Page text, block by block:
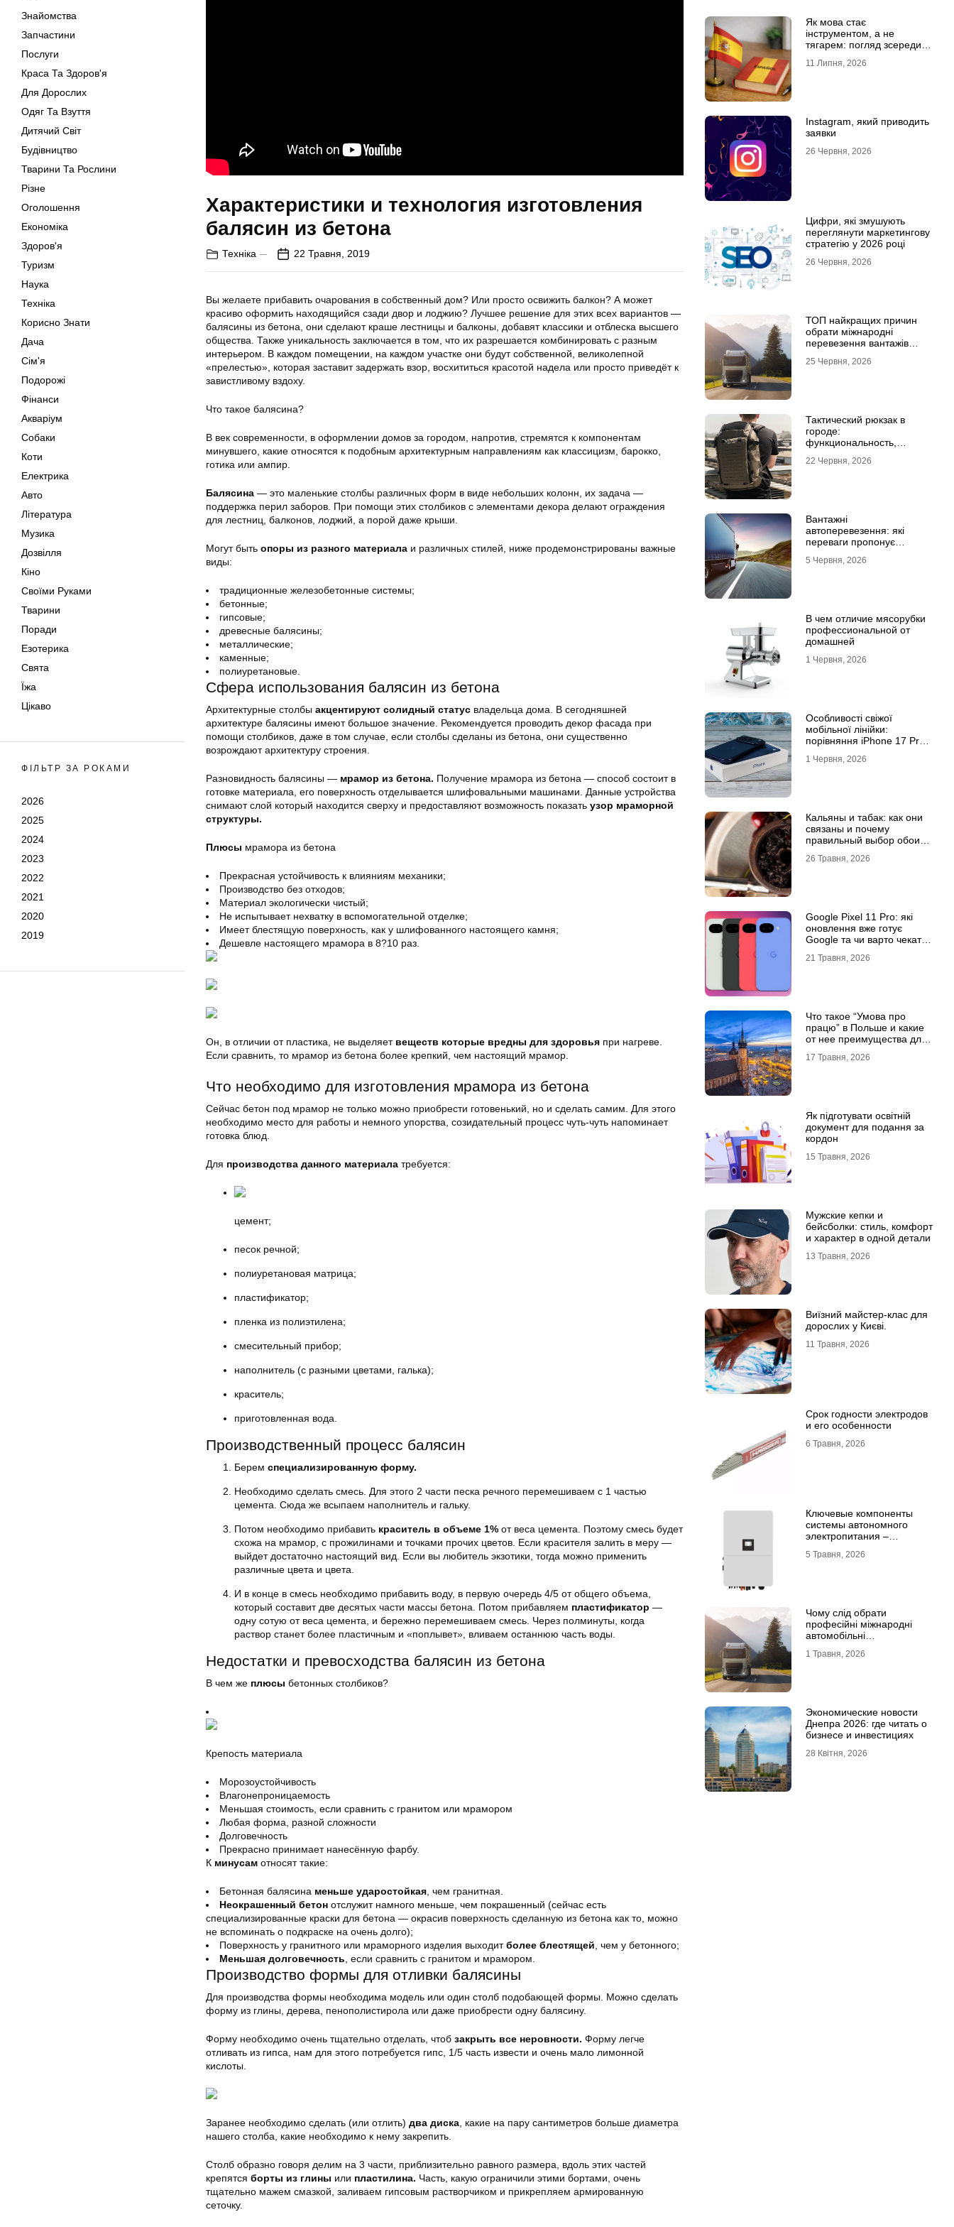
Знайомства
Запчастини
Послуги
Краса Та Здоров'я
Для Дорослих
Одяг Та Взуття
Дитячий Світ
Будівництво
Тварини Та Рослини
Різне
Оголошення
Економіка
Здоров'я
Туризм
Наука
Техніка
Корисно Знати
Дача
Сім'я
Подорожі
Фінанси
Акваріум
Собаки
Коти
Електрика
Авто
Література
Музика
Дозвілля
Кіно
Своїми Руками
Тварини
Поради
Езотерика
Свята
Їжа
Цікаво
ФІЛЬТР ЗА РОКАМИ
2026
2025
2024
2023
2022
2021
2020
2019
Характеристики и технология изготовления
балясин из бетона
Техніка 22 Травня, 2019
Вы желаете прибавить очарования в собственный дом? Или просто освижить балкон? А может
красиво оформить находящийся сзади двор и лоджию? Лучшее решение для этих всех вариантов —
балясины из бетона, они сделают краше лестницы и балконы, добавят классики и отблеска высшего
общества. Также уникальность заключается в том, что их разрешается комбинировать с разным
интерьером. В каждом помещении, на каждом участке они будут собственной, великолепной
«прелестью», которая заставит задержать взор, восхититься красотой надела или просто приведёт к
завистливому вздоху.
Что такое балясина?
В век современности, в оформлении домов за городом, напротив, стремятся к компонентам
минувшего, какие относятся к подобным архитектурным направлениям как классицизм, барокко,
готика или ампир.
Балясина — это маленькие столбы различных форм в виде небольших колонн, их задача —
поддержка перил заборов. При помощи этих столбиков с элементами декора делают ограждения
для лестниц, балконов, лоджий, а порой даже крыши.
Могут быть опоры из разного материала и различных стилей, ниже продемонстрированы важные
виды:
традиционные железобетонные системы;
бетонные;
гипсовые;
древесные балясины;
металлические;
каменные;
полиуретановые.
Сфера использования балясин из бетона
Архитектурные столбы акцентируют солидный статус владельца дома. В сегодняшней
архитектуре балясины имеют большое значение. Рекомендуется проводить декор фасада при
помощи столбиков, даже в том случае, если столбы сделаны из бетона, они существенно
возрождают архитектуру строения.
Разновидность балясины — мрамор из бетона. Получение мрамора из бетона — способ состоит в
готовке материала, его поверхность отделывается шлифовальными машинами. Данные устройства
снимают слой который находится сверху и предоставляют возможность показать узор мраморной
структуры.
Плюсы мрамора из бетона
Прекрасная устойчивость к влияниям механики;
Производство без отходов;
Материал экологически чистый;
Не испытывает нехватку в вспомогательной отделке;
Имеет блестящую поверхность, как у шлифованного настоящего камня;
Дешевле настоящего мрамора в 8?10 раз.
Он, в отличии от пластика, не выделяет веществ которые вредны для здоровья при нагреве.
Если сравнить, то мрамор из бетона более крепкий, чем настоящий мрамор.
Что необходимо для изготовления мрамора из бетона
Сейчас бетон под мрамор не только можно приобрести готовенький, но и сделать самим. Для этого
необходимо место для работы и немного упорства, созидательный процесс чуть-чуть напоминает
готовка блюд.
Для производства данного материала требуется:
цемент;
песок речной;
полиуретановая матрица;
пластификатор;
пленка из полиэтилена;
смесительный прибор;
наполнитель (с разными цветами, галька);
краситель;
приготовленная вода.
Производственный процесс балясин
Берем специализированную форму.
Необходимо сделать смесь. Для этого 2 части песка речного перемешиваем с 1 частью
цемента. Сюда же всыпаем наполнитель и гальку.
Потом необходимо прибавить краситель в объеме 1% от веса цемента. Поэтому смесь будет
схожа на мрамор, с прожилинами и точками прочих цветов. Если красителя залить в меру —
выйдет достаточно настоящий вид. Если вы любитель экзотики, тогда можно применить
различные цвета и цвета.
И в конце в смесь необходимо прибавить воду, в первую очередь 4/5 от общего объема,
который составит две десятых части массы бетона. Потом прибавляем пластификатор —
одну сотую от веса цемента, и бережно перемешиваем смесь. Через полминуты, когда
раствор станет более пластичным и «поплывет», вливаем останнюю часть воды.
Недостатки и превосходства балясин из бетона
В чем же плюсы бетонных столбиков?
Крепость материала
Морозоустойчивость
Влагонепроницаемость
Меньшая стоимость, если сравнить с гранитом или мрамором
Любая форма, разной сложности
Долговечность
Прекрасно принимает нанесённую фарбу.
К минусам относят такие:
Бетонная балясина меньше ударостойкая, чем гранитная.
Неокрашенный бетон отслужит намного меньше, чем покрашенный (сейчас есть
специализированные краски для бетона — окрасив поверхность сделанную из бетона как то, можно
не вспоминать о подкраске на очень долго);
Поверхность у гранитного или мраморного изделия выходитболее блестящей, чем у бетонного;
Меньшая долговечность, если сравнить с гранитом и мрамором.
Производство формы для отливки балясины
Для производства формы необходима модель или один столб подобающей формы. Можно сделать
форму из глины, дерева, пенополистирола или даже приобрести одну балясину.
Форму необходимо очень тщательно отделать, чтоб закрыть все неровности. Форму легче
отливать из гипса, нам для этого потребуется гипс, 1/5 часть извести и очень мало лимонной
кислоты.
Заранее необходимо сделать (или отлить) два диска, какие на пару сантиметров больше диаметра
нашего столба, какие необходимо к нему закрепить.
Столб образно говоря делим на 3 части, приблизительно равного размера, вдоль этих частей
крепятся борты из глины или пластилина. Часть, какую ограничили этими бортами, очень
тщательно мажем смазкой, заливаем гипсовым растворчиком и прикрепляем армированную
сеточку.
Як мова стає
інструментом, а не
тягарем: погляд зсередини
11 Липня, 2026
Instagram, який приводить
заявки
26 Червня, 2026
Цифри, які змушують
переглянути маркетингову
стратегію у 2026 році
26 Червня, 2026
ТОП найкращих причин
обрати міжнародні
перевезення вантажів
25 Червня, 2026
Тактический рюкзак в
городе:
функциональность,
глаза
22 Червня, 2026
Вантажні
автоперевезення: які
переваги пропонує
професіоналами
5 Червня, 2026
В чем отличие мясорубки
профессиональной от
домашней
1 Червня, 2026
Особливості свіжої
мобільної лінійки:
порівняння iPhone 17 Pro
1 Червня, 2026
Кальяны и табак: как они
связаны и почему
правильный выбор обоих
26 Травня, 2026
Google Pixel 11 Pro: які
оновлення вже готує
Google та чи варто чекати
21 Травня, 2026
Что такое “Умова про
працю” в Польше и какие
от нее преимущества для
17 Травня, 2026
Як підготувати освітній
документ для подання за
кордон
15 Травня, 2026
Мужские кепки и
бейсболки: стиль, комфорт
и характер в одной детали
13 Травня, 2026
Виїзний майстер-клас для
дорослих у Києві.
11 Травня, 2026
Срок годности электродов
и его особенности
6 Травня, 2026
Ключевые компоненты
системы автономного
электропитания –
DEYE
5 Травня, 2026
Чому слід обрати
професійні міжнародні
автомобільні
1 Травня, 2026
Экономические новости
Днепра 2026: где читать о
бизнесе и инвестициях
28 Квітня, 2026